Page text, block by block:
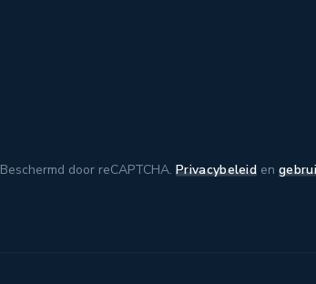
Beschermd door reCAPTCHA.Privacybeleid en